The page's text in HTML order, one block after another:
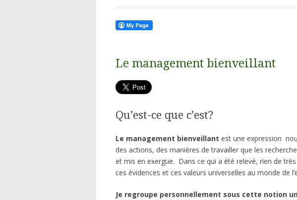
Le management bienveillant
Qu’est-ce que c’est?
Le management bienveillant est une expression
des actions, des manières de travailler que les
et mis en exergue. Dans ce qui a été relevé, rien de très
ces évidences et ces valeurs universelles au monde de
Je regroupe personnellement sous cette notion